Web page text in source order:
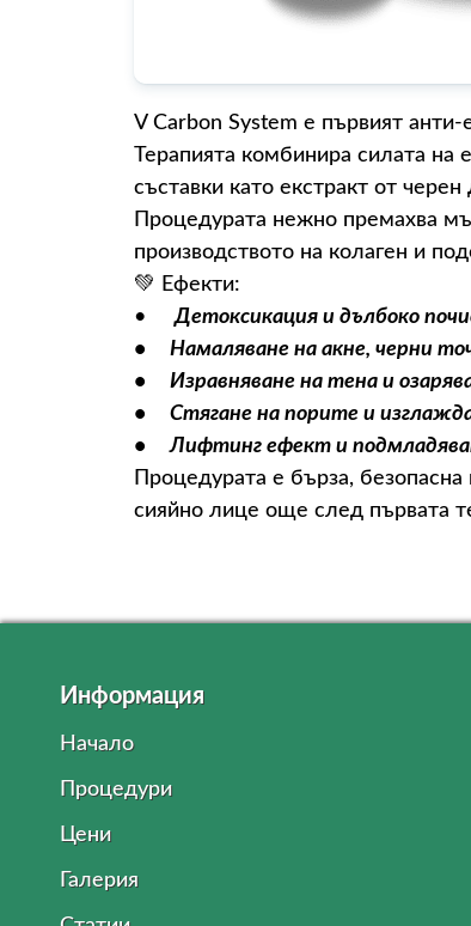
V Carbon System е първият
Терапията комбинира силата на
съставки като екстракт от
Процедурата нежно премахва
производството на колаген и
💚 Ефекти:
•
Детоксикация и дълбоко
• Намаляване на акне, черни
• Изравняване на тена и
• Стягане на порите и
• Лифтинг ефект и
Процедурата е бърза,
сияйно лице още след първата
Информация
Начало
Процедури
Цени
Галерия